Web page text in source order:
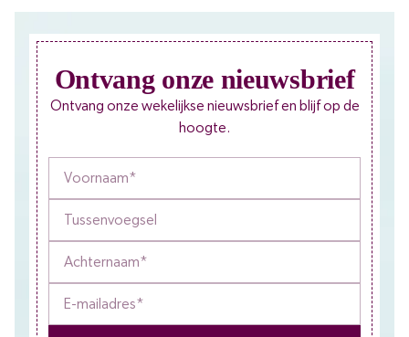
Ontvang onze nieuwsbrief
Ontvang onze wekelijkse nieuwsbrief en blijf op de
hoogte.